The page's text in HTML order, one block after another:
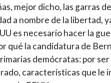
mejor dicho, las garras
a nombre de la libertad,
es necesario hacer la
qué la candidatura de
demócratas: por
características que le